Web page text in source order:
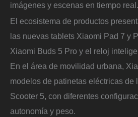
imágenes y escenas en tiempo real.
El ecosistema de productos
las nuevas tablets Xiaomi Pad 7 y
Xiaomi Buds 5 Pro y el reloj
En el área de movilidad urbana,
modelos de patinetas eléctricas de
Scooter 5, con diferentes
autonomía y peso.